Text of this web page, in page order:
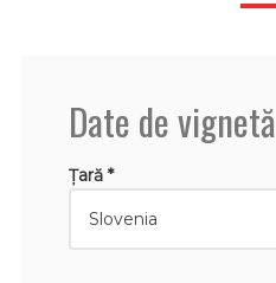
Date de vignetă
Țară *